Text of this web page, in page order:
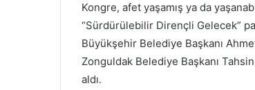
Kongre, afet yaşamış ya da
“Sürdürülebilir Dirençli Gelecek”
Büyükşehir Belediye Başkanı
Zonguldak Belediye Başkanı
aldı.